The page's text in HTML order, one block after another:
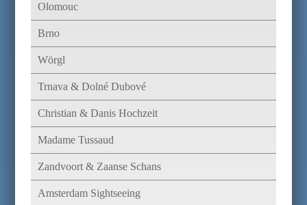
Olomouc
Brno
Wörgl
Trnava & Dolné Dubové
Christian & Danis Hochzeit
Madame Tussaud
Zandvoort & Zaanse Schans
Amsterdam Sightseeing